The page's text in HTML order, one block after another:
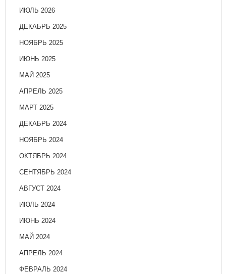
ИЮЛЬ 2026
ДЕКАБРЬ 2025
НОЯБРЬ 2025
ИЮНЬ 2025
МАЙ 2025
АПРЕЛЬ 2025
МАРТ 2025
ДЕКАБРЬ 2024
НОЯБРЬ 2024
ОКТЯБРЬ 2024
СЕНТЯБРЬ 2024
АВГУСТ 2024
ИЮЛЬ 2024
ИЮНЬ 2024
МАЙ 2024
АПРЕЛЬ 2024
ФЕВРАЛЬ 2024